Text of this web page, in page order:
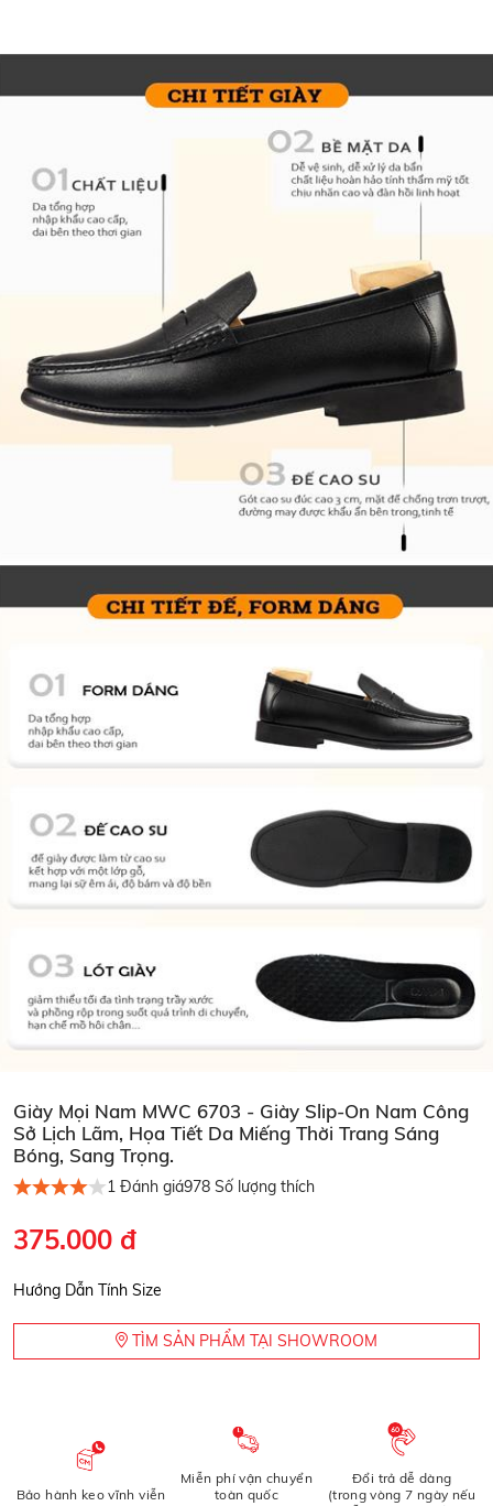
Giày Mọi Nam MWC 6703 - Giày Slip-On Nam Công
Sở Lịch Lãm, Họa Tiết Da Miếng Thời Trang Sáng
Bóng, Sang Trọng.
1 Đánh giá978 Số lượng thích
375.000 đ
Hướng Dẫn Tính Size
TÌM SẢN PHẨM TẠI SHOWROOM
Bảo hành keo vĩnh viễn
Miễn phí vận chuyển
toàn quốc
Đổi trả dễ dàng
(trong vòng 7 ngày nếu